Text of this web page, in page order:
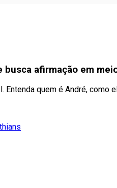
afirmação em
quem é André, como